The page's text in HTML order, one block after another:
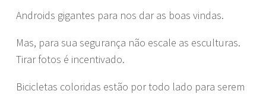
Androids gigantes para nos dar as boas vindas.
Mas, para sua segurança não escale as esculturas.
Tirar fotos é incentivado.
Bicicletas coloridas estão por todo lado para serem